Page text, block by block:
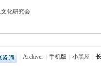
化研究会
Archiver 手机版 小黑屋